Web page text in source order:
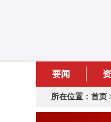
要闻
所在位置： 首页